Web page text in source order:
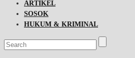
ARTIKEL
SOSOK
HUKUM & KRIMINAL